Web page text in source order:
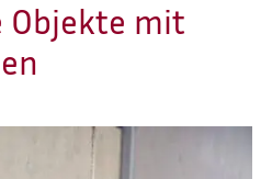
Objekte mit